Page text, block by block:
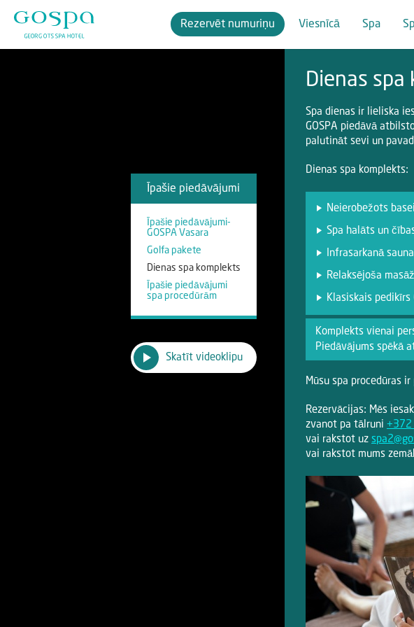
Rezervēt numuriņu Viesnīcā Spa
Īpašie piedāvājumi
Īpašie piedāvājumi-
GOSPA Vasara
Golfa pakete
Dienas spa komplekts
Īpašie piedāvājumi
spa procedūrām
Skatīt videoklipu
Dienas spa
Spa dienas ir lieliska
GOSPA piedāvā
palutināt sevi un
Dienas spa komplekts:
Neierobežots
Spa halāts un
Infrasarkanā
Relaksējoša
Klasiskais pedikīrs
Komplekts vienai
Piedāvājums spēkā
Mūsu spa procedūras
Rezervācijas: Mēs
zvanot pa tālruni +372
vai rakstot uz
vai rakstot mums